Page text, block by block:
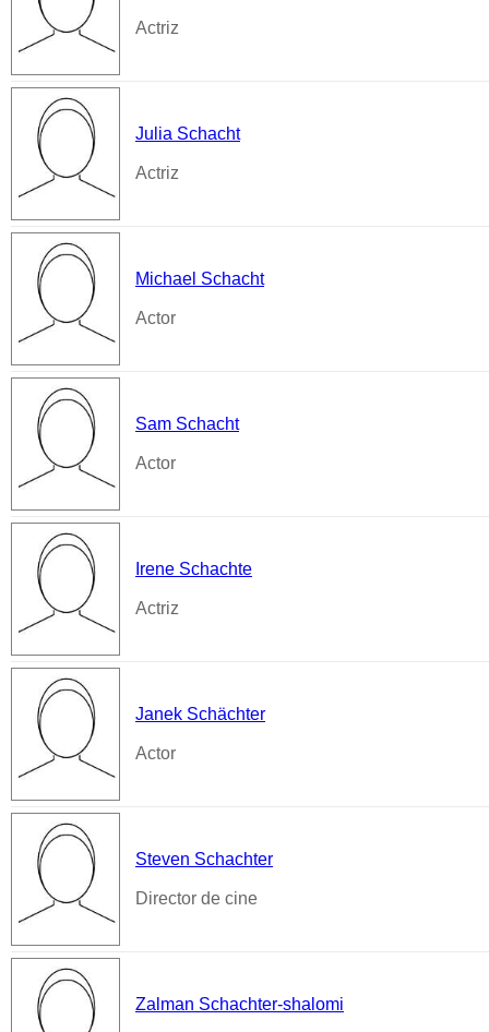
Actriz
Julia Schacht
Actriz
Michael Schacht
Actor
Sam Schacht
Actor
Irene Schachte
Actriz
Janek Schächter
Actor
Steven Schachter
Director de cine
Zalman Schachter-shalomi